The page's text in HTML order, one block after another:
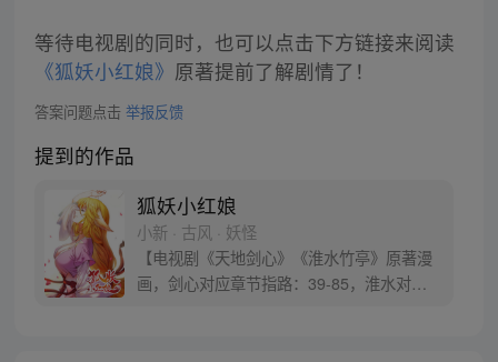
等待电视剧的同时，也可以点击下方链接来阅读
《狐妖小红娘》 原著提前了解剧情了！
答案问题点击 举报反馈
提到的作品
狐妖小红娘
小新 · 古风 · 妖怪
【电视剧《天地剑心》《淮水竹亭》原著漫
画，剑心对应章节指路：39-85，淮水对应